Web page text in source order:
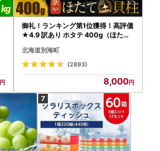
御礼！ランキング第1位獲得！高評価
★4.9 訳あり ホタテ 400g（ほたて
北海道別海町
(2893)
8,000